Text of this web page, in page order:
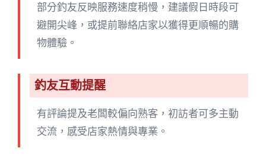
部分釣友反映服務速度稍慢，建議假日時段可
避開尖峰，或提前聯絡店家以獲得更順暢的購
物體驗。
釣友互動提醒
有評論提及老闆較偏向熟客，初訪者可多主動
交流，感受店家熱情與專業。